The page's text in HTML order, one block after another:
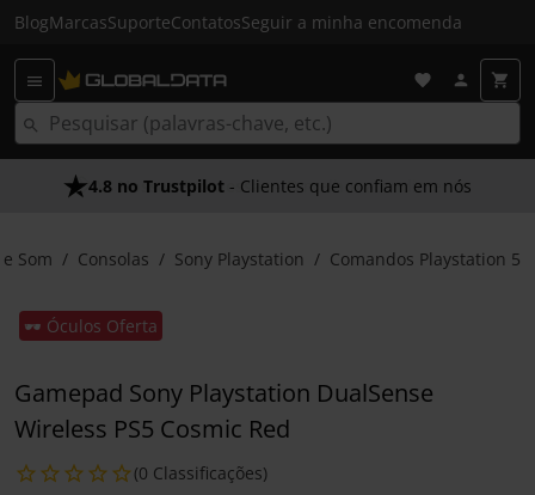
BlogMarcasSuporteContatosSeguir a minha encomenda
4.8 no Trustpilot - Clientes que confiam em nós
Som Consolas Sony Playstation Comandos Playstation 5
🕶️ Óculos Oferta
Gamepad Sony Playstation DualSense
Wireless PS5 Cosmic Red
(0 Classificações)